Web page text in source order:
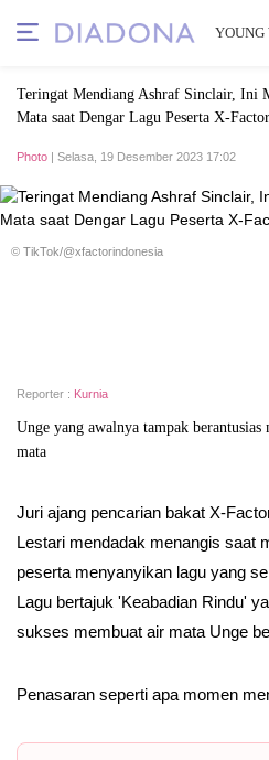
Teringat Mendiang Ashraf Sinclair, Ini
Mata saat Dengar Lagu Peserta X-Factor
Photo | Selasa, 19 Desember 2023 17:02
© TikTok/@xfactorindonesia
Reporter : Kurnia
Unge yang awalnya tampak
mata
Juri ajang pencarian bakat X-
Lestari mendadak menangis saat
peserta menyanyikan lagu yang
Lagu bertajuk 'Keabadian Rindu'
sukses membuat air mata Unge
Penasaran seperti apa momen